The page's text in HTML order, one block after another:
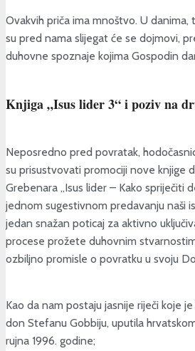
Ovakvih priča ima mnoštvo. U danima,
su pred nama slijegat će se dojmovi,
duhovne spoznaje kojima Gospodin
Knjiga „Isus lider 3“ i poziv na
Neposredno pred povratak,
su prisustvovati promociji nove knjige
Grebenara „Isus lider – Kako spriječiti
jednom sugestivnom predavanju naši
jedan snažan poticaj za aktivno
procese prožete duhovnim
ozbiljno promisle o povratku u svoju
Kao da nam postaju jasnije riječi koje
don Stefanu Gobbiju, uputila
rujna 1996. godine;